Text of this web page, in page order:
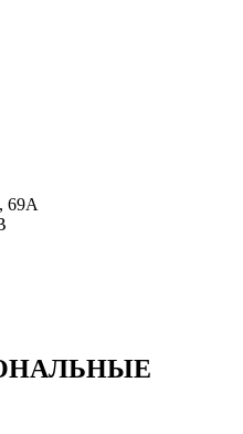
69А